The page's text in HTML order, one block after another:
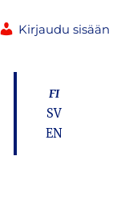
Kirjaudu sisään
FI
SV
EN